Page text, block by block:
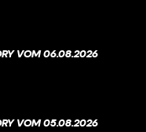
VOM 06.08.2026
VOM 05.08.2026